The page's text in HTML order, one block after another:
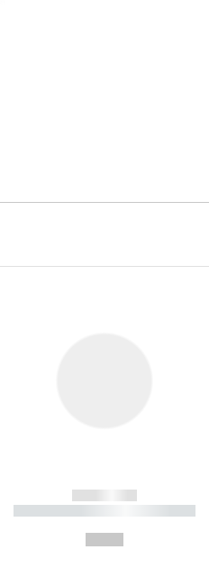
------------
----------- ----------- ----------